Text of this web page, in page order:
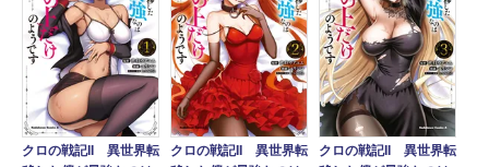
クロの戦記II 異世界転
クロの戦記II 異世界転
クロの戦記II 異世界転